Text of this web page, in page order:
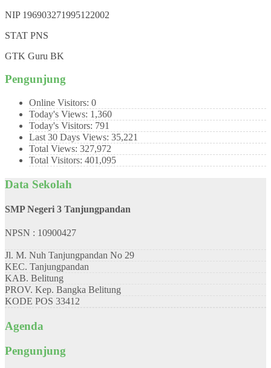
NIP 196903271995122002
STAT PNS
GTK Guru BK
Pengunjung
Online Visitors: 0
Today's Views: 1,360
Today's Visitors: 791
Last 30 Days Views: 35,221
Total Views: 327,972
Total Visitors: 401,095
Data Sekolah
SMP Negeri 3 Tanjungpandan
NPSN : 10900427
Jl. M. Nuh Tanjungpandan No 29
KEC. Tanjungpandan
KAB. Belitung
PROV. Kep. Bangka Belitung
KODE POS 33412
Agenda
Pengunjung